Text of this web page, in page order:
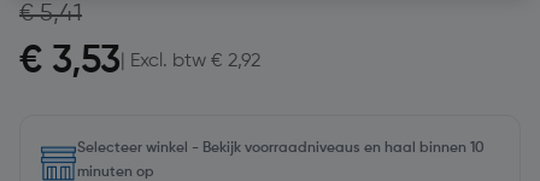
€ 5,41
€ 3,53 | Excl. btw € 2,92
Selecteer winkel - Bekijk voorraadniveaus en haal binnen 10
minuten op